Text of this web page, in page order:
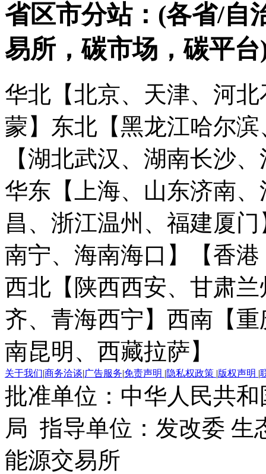
省区市分站：(各省/自
易所，碳市场，碳平台
华北【北京、天津、河
蒙】 东北【黑龙江哈尔
【湖北武汉、湖南长沙
华东【上海、山东济南
昌、浙江温州、福建厦门
南宁、海南海口】
【香
西北【陕西西安、甘肃
齐、青海西宁】 西南【
南昆明、西藏拉萨】
关于我们|商务洽谈|广告服务|免责声明 |隐私权政策 |版权声明 |
批准单位：中华人民共
局 指导单位：发改委 生
能源交易所